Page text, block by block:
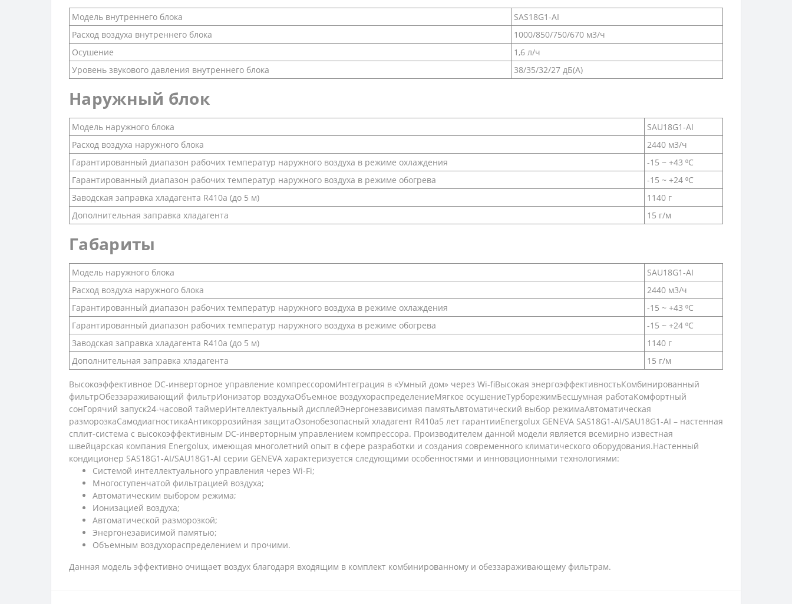
Модель внутреннего блока
SAS18G1-AI
Расход воздуха внутреннего блока
1000/850/750/670 м3/ч
Осушение
1,6 л/ч
Уровень звукового давления внутреннего блока
38/35/32/27 дБ(А)
Наружный блок
Модель наружного блока
SAU18G1-AI
Расход воздуха наружного блока
2440 м3/ч
Гарантированный диапазон рабочих температур наружного воздуха в режиме охлаждения
-15 ~ +43 ⁰С
Гарантированный диапазон рабочих температур наружного воздуха в режиме обогрева
-15 ~ +24 ⁰С
Заводская заправка хладагента R410a (до 5 м)
1140 г
Дополнительная заправка хладагента
15 г/м
Габариты
Модель наружного блока
SAU18G1-AI
Расход воздуха наружного блока
2440 м3/ч
Гарантированный диапазон рабочих температур наружного воздуха в режиме охлаждения
-15 ~ +43 ⁰С
Гарантированный диапазон рабочих температур наружного воздуха в режиме обогрева
-15 ~ +24 ⁰С
Заводская заправка хладагента R410a (до 5 м)
1140 г
Дополнительная заправка хладагента
15 г/м
Высокоэффективное DC-инверторное управление компрессоромИнтеграция в «Умный дом» через Wi-fiВысокая энергоэффективностьКомбинированный
фильтрОбеззараживающий фильтрИонизатор воздухаОбъемное воздухораспределениеМягкое осушениеТурборежимБесшумная работаКомфортный
сонГорячий запуск24-часовой таймерИнтеллектуальный дисплейЭнергонезависимая памятьАвтоматический выбор режимаАвтоматическая
разморозкаСамодиагностикаАнтикоррозийная защитаОзонобезопасный хладагент R410a5 лет гарантииEnergolux GENEVA SAS18G1-AI/SAU18G1-AI – настенная
сплит-система с высокоэффективным DC-инверторным управлением компрессора. Производителем данной модели является всемирно известная
швейцарская компания Energolux, имеющая многолетний опыт в сфере разработки и создания современного климатического оборудования.Настенный
кондиционер SAS18G1-AI/SAU18G1-AI серии GENEVA характеризуется следующими особенностями и инновационными технологиями:
Системой интеллектуального управления через Wi-Fi;
Многоступенчатой фильтрацией воздуха;
Автоматическим выбором режима;
Ионизацией воздуха;
Автоматической разморозкой;
Энергонезависимой памятью;
Объемным воздухораспределением и прочими.
Данная модель эффективно очищает воздух благодаря входящим в комплект комбинированному и обеззараживающему фильтрам.